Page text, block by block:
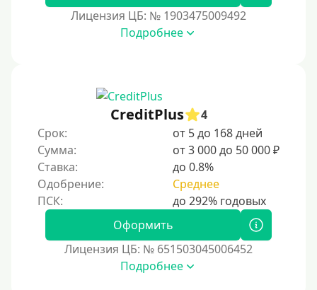
Лицензия ЦБ: № 1903475009492
Подробнее
CreditPlus
4
Срок:
от 5 до 168 дней
Сумма:
от 3 000 до 50 000 ₽
Ставка:
до 0.8%
Одобрение:
Среднее
Оформить
Лицензия ЦБ: № 651503045006452
Подробнее